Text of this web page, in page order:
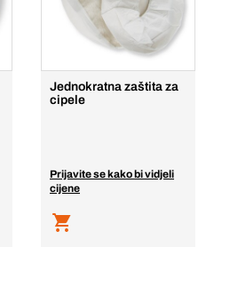
Jednokratna zaštita za
cipele
Prijavite se kako bi vidjeli
cijene